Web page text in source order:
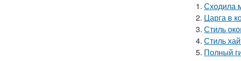
1. Сходила
2. Царга в
3. Стиль
4. Стиль
5. Полный